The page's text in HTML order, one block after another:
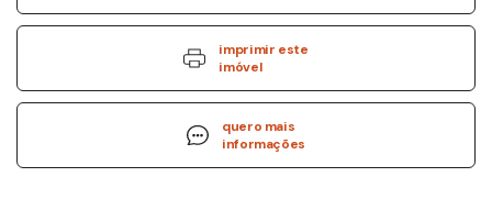
imprimir este
imóvel
quero mais
informações